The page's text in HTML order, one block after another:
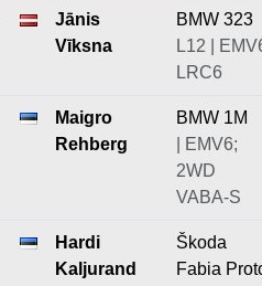
Jānis
Vīksna
BMW 323
L12 |
LRC6
Maigro
Rehberg
BMW 1M
| EMV6;
2WD
VABA-S
Hardi
Kaljurand
Škoda
Fabia